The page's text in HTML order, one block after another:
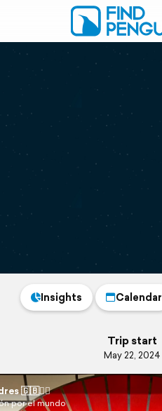
Insights Calendar
Trip start
May 22, 2024
🇬🇧💂‍♀️
por el mundo